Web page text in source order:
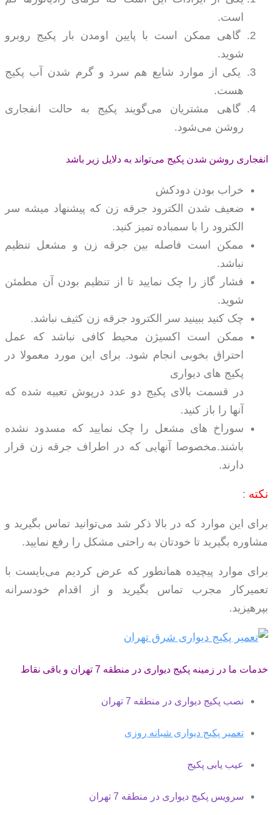
است.
گاهی ممکن است با پایین اومدن بار پکیج روبرو
شوید.
یکی از موارد شایع هم سرد و گرم شدن آب پکیج
هست.
گاهی مشتریان می‌گویند پکیج به حالت انفجاری
روشن می‌شود.
انفجاری روشن شدن پکیج می‌تواند به دلایل زیر باشد
خراب بودن دودکش
ضعیف شدن الکترود جرقه زن که پیشنهاد میشه سر
الکترود را با سمباده تمیز کنید.
ممکن است فاصله بین جرقه زن و مشعل تنظیم
نباشد.
فشار گاز را چک نمایید تا از تنظیم بودن آن مطمئن
شوید.
چک کنید ببینید سر الکترود جرقه زن کثیف نباشد.
ممکن است اکسیژن محیط کافی نباشد که عمل
احتراق بخوبی انجام شود. برای این مورد معمولا در
پکیج های دیواری
در قسمت بالای پکیج دو عدد درپوش تعبیه شده که
آنها را باز کنید.
سوراخ های مشعل را چک نمایید که مسدود نشده
باشند.مخصوصا آنهایی که در اطراف جرقه زن قرار
دارند.
نکته :
برای این موارد که در بالا ذکر شد می‌توانید تماس بگیرید و
مشاوره بگیرید تا خودتان به راحتی مشکل را رفع نمایید.
برای موارد پیچیده همانطور که عرض کردیم می‌بایست با
تعمیرکار مجرب تماس بگیرید و از اقدام خودسرانه
بپرهیزید.
خدمات ما در زمینه پکیج دیواری در منطقه 7 تهران و باقی نقاط
نصب پکیج دیواری در منطقه 7 تهران
تعمیر پکیج دیواری شبانه روزی
عیب یابی پکیج
سرویس پکیج دیواری در منطقه 7 تهران